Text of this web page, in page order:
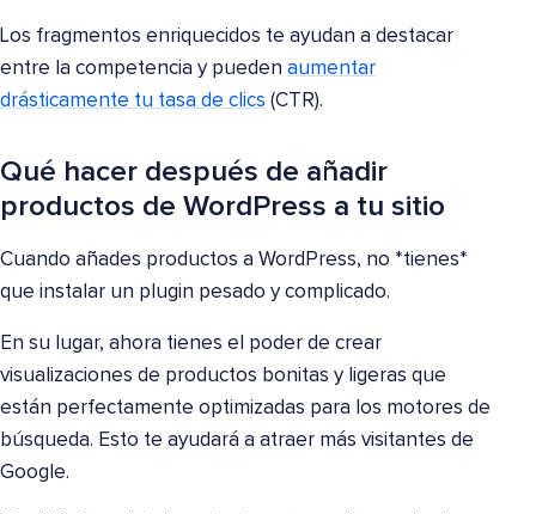
Los fragmentos enriquecidos te ayudan a destacar
entre la competencia y pueden aumentar
drásticamente tu tasa de clics (CTR).
Qué hacer después de añadir
productos de WordPress a tu sitio
Cuando añades productos a WordPress, no *tienes*
que instalar un plugin pesado y complicado.
En su lugar, ahora tienes el poder de crear
visualizaciones de productos bonitas y ligeras que
están perfectamente optimizadas para los motores de
búsqueda. Esto te ayudará a atraer más visitantes de
Google.